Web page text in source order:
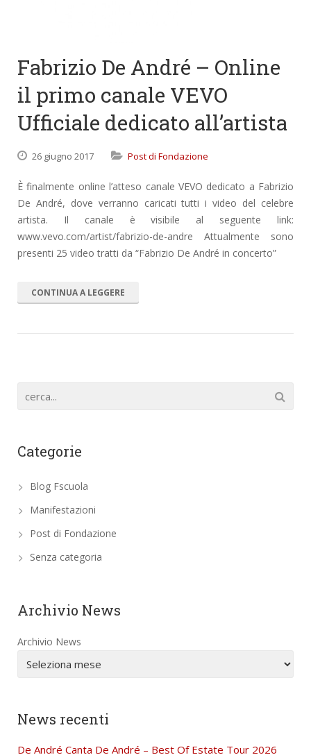
Fabrizio De André – Online
il primo canale VEVO
Ufficiale dedicato all’artista
26 giugno 2017 Post di Fondazione
È finalmente online l’atteso canale VEVO dedicato a Fabrizio
De André, dove verranno caricati tutti i video del celebre
artista. Il canale è visibile al seguente link:
www.vevo.com/artist/fabrizio-de-andre Attualmente sono
presenti 25 video tratti da “Fabrizio De André in concerto”
CONTINUA A LEGGERE
Categorie
Blog Fscuola
Manifestazioni
Post di Fondazione
Senza categoria
Archivio News
Archivio News
News recenti
De André Canta De André – Best Of Estate Tour 2026